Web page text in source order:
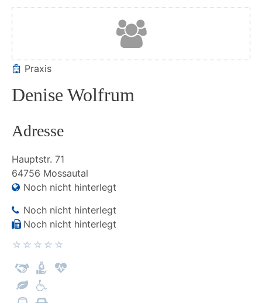
Praxis
Denise Wolfrum
Adresse
Hauptstr. 71
64756 Mossautal
Noch nicht hinterlegt
Noch nicht hinterlegt
Noch nicht hinterlegt